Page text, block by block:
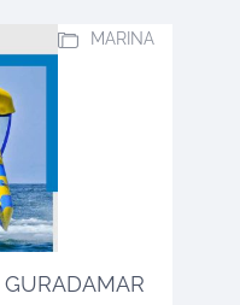
MARINA